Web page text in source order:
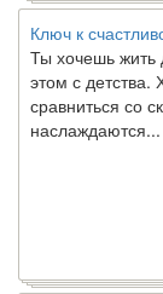
Ключ к
Ты хочешь жить
этом с
сравниться со
наслаждаются...